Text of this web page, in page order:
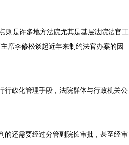
则是许多地方法院尤其是基层法院法官工
席李修松谈起近年来制约法官办案的因
行政化管理手段，法院群体与行政机关公
的还需要经过分管副院长审批，甚至经审